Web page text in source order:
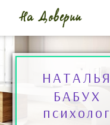
НАТАЛЬЯ
БАБУХ
психолог